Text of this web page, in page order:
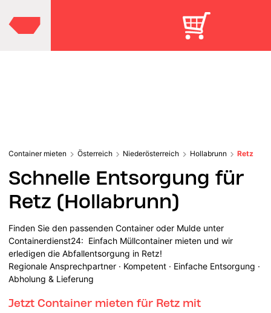
Container mieten Österreich Niederösterreich Hollabrunn Retz
Schnelle Entsorgung für
Retz (Hollabrunn)
Finden Sie den passenden Container oder Mulde unter
Containerdienst24: Einfach Müllcontainer mieten und wir
erledigen die Abfallentsorgung in Retz!
Regionale Ansprechpartner · Kompetent · Einfache Entsorgung ·
Abholung & Lieferung
Jetzt Container mieten für Retz mit